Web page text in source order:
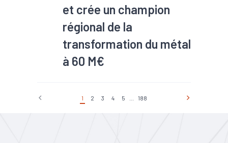
et crée un champion
régional de la
transformation du métal
à 60 M€
1 2 3 4 5 188